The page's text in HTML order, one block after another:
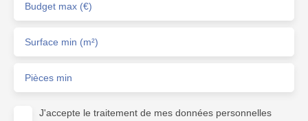
Budget max (€)
Surface min (m²)
Pièces min
J'accepte le traitement de mes données personnelles